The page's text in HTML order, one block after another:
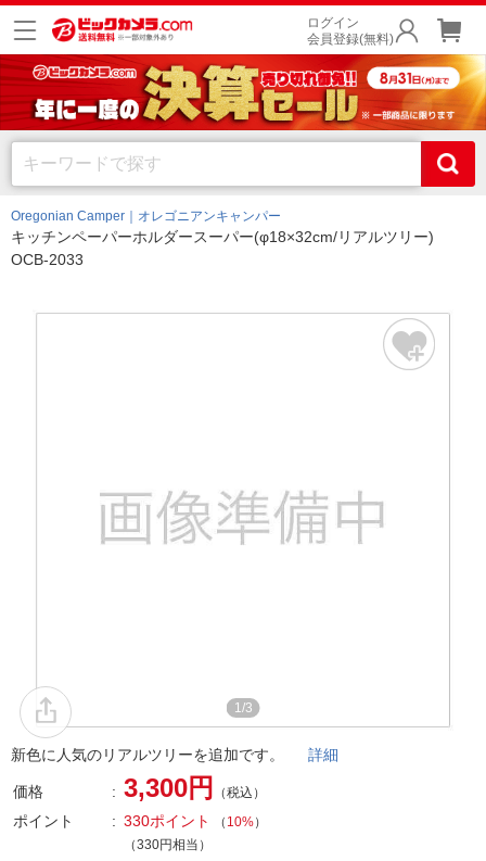
ログイン
会員登録(無料)
Oregonian Camper｜オレゴニアンキャンパー
キッチンペーパーホルダースーパー(φ18×32cm/リアルツリー)
OCB-2033
1/3
新色に人気のリアルツリーを追加です。 詳細
価格 3,300円 （税込）
ポイント 330ポイント （ 10%）
（330円相当）